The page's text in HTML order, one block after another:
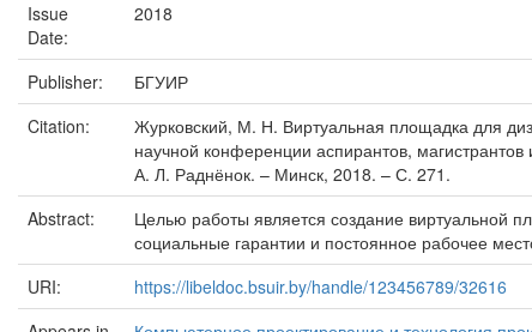
Issue
Date:
2018
Publisher:
БГУИР
Citation:
Журковский, М. Н. Виртуальная площадка для
научной конференции аспирантов,
А. Л. Раднёнок. – Минск, 2018. – С. 271.
Abstract:
Целью работы является создание виртуальной
социальные гарантии и постоянное рабочее
URI:
https://libeldoc.bsuir.by/handle/123456789/32616